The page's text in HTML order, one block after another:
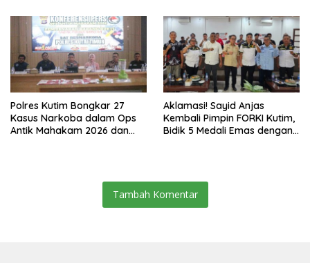
Polres Kutim Bongkar 27
Kasus Narkoba dalam Ops
Antik Mahakam 2026 dan
Aklamasi! Sayid Anjas
Kembali Pimpin FORKI Kutim,
Bidik 5 Medali Emas dengan
Tambah Komentar